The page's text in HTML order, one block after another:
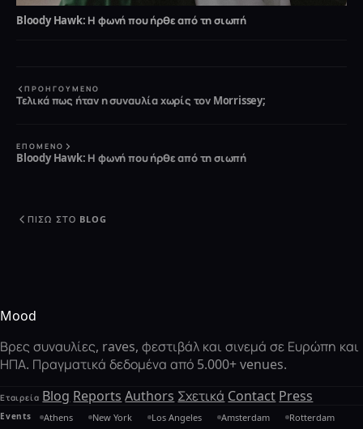
Bloody Hawk: Η φωνή που ήρθε από τη σιωπή
ΠΡΟΗΓΟΎΜΕΝΟ
Τελικά πως ήταν η συναυλία χωρίς τον Morrissey;
ΕΠΌΜΕΝΟ
Bloody Hawk: Η φωνή που ήρθε από τη σιωπή
ΠΊΣΩ ΣΤΟ BLOG
Mood
Βρες συναυλίες, raves, φεστιβάλ και σινεμά σε Ευρώπη και
ΗΠΑ. Πραγματικά δεδομένα από 5.000+ venues.
Εταιρεία Blog Reports Authors Σχετικά Contact Press
Events Athens New York Los Angeles Amsterdam Rotterdam